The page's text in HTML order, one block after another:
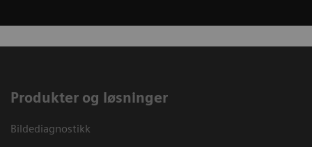
Produkter og løsninger
Bildediagnostikk